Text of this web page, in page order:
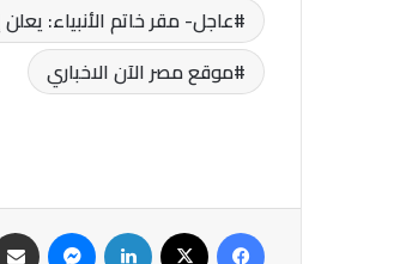
عاجل- مقر خاتم الأنبياء:
موقع مصر الآن الاخباري
فيسبوك لينكدإن ماسنجر